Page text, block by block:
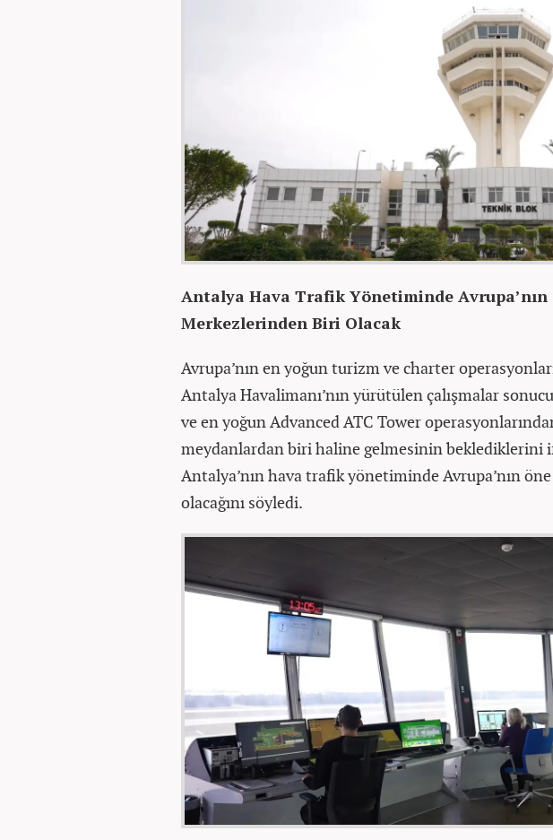
Antalya Hava Trafik Yönetiminde Avrupa’nın
Merkezlerinden Biri Olacak
Avrupa’nın en yoğun turizm ve charter
Antalya Havalimanı’nın yürütülen çalışmalar
ve en yoğun Advanced ATC Tower
meydanlardan biri haline gelmesinin beklediklerini
Antalya’nın hava trafik yönetiminde Avrupa’nın
olacağını söyledi.